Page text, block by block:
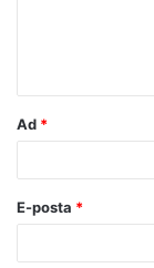
Ad *
E-posta *